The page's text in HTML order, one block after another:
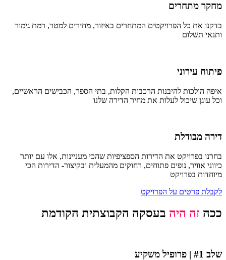
מחקר מתחרים
בדקנו את כל הפרויקטים המתחרים באיזור, מחירים למטר, רמת גימור
ותנאי תשלום
פיתוח עירוני
איפה הולכות להיבנות הרכבות הקלות, בתי הספר, הכבישים הראשיים,
וכל עוגן שיכול לעלות את מחיר הדירה שלנו
דירה מבודלת
בחרנו בפרויקט את הדירות הספציפיות שהכי מעניינות, אלו עם יותר
כיווני אוויר, נופים פתוחים, רחוקים מהמעלית ובקיצור- הדירות הכי
מיוחדות בפרויקט
לקבלת פרטים על הפרויקט
ככה זה היה בעסקה הקבוצתית הקודמת
שלב #1 | פרופיל משקיע